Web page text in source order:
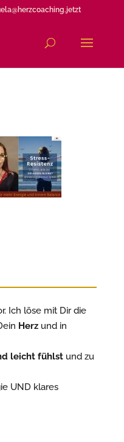
Ich löse mit Dir die
Herzund in
leicht fühlstund zu
UND klares